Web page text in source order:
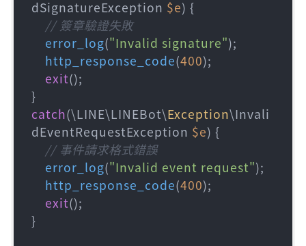
dSignatureException $e) {
// 簽章驗證失敗
error_log("Invalid signature");
http_response_code(400);
exit();
catch(\LINE\LINEBot\Exception\Invali
dEventRequestException $e) {
// 事件請求格式錯誤
error_log("Invalid event request");
http_response_code(400);
exit();
}